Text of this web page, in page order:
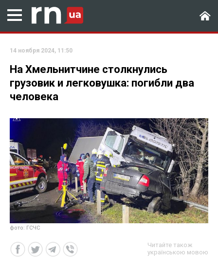
14 ноября 2024, 11:50
На Хмельнитчине столкнулись
грузовик и легковушка: погибли два
человека
фото: ГСЧС
Читайте також
українською мовою